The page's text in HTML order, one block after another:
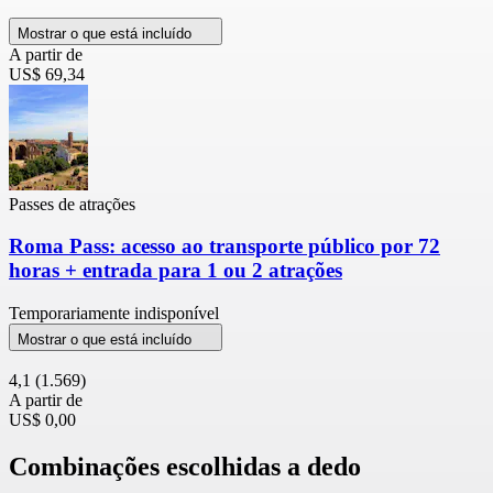
Mostrar o que está incluído
A partir de
US$ 69,34
Passes de atrações
Roma Pass: acesso ao transporte público por 72
horas + entrada para 1 ou 2 atrações
Temporariamente indisponível
Mostrar o que está incluído
4,1 (1.569)
A partir de
US$ 0,00
Combinações escolhidas a dedo